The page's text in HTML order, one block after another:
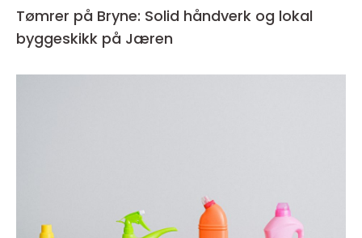
Tømrer på Bryne: Solid håndverk og lokal
byggeskikk på Jæren